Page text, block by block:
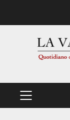
PRIMÄRES